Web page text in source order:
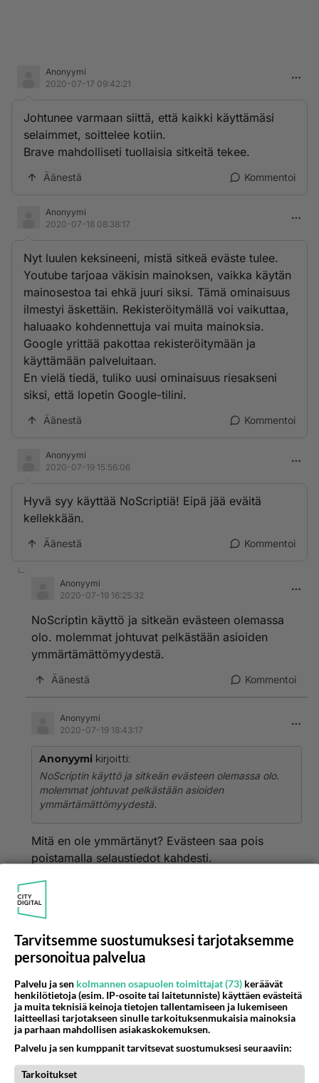
Anonyymi
2020-07-17 09:42:21
Johtunee varmaan siittä, että kaikki käyttämäsi
selaimmet, soittelee kotiin.
Brave mahdolliseti tuollaisia sitkeitä tekee.
Äänestä Kommentoi
Anonyymi
2020-07-18 08:38:17
Nyt luulen keksineeni, mistä sitkeä eväste tulee.
Youtube tarjoaa väkisin mainoksen, vaikka käytän
mainosestoa tai ehkä juuri siksi. Tämä ominaisuus
ilmestyi äskettäin. Rekisteröitymällä voi vaikuttaa,
haluaako kohdennettuja vai muita mainoksia.
Google yrittää pakottaa rekisteröitymään ja
käyttämään palveluitaan.
En vielä tiedä, tuliko uusi ominaisuus riesakseni
siksi, että lopetin Google-tilini.
Äänestä Kommentoi
Anonyymi
2020-07-19 15:56:06
Hyvä syy käyttää NoScriptiä! Eipä jää eväitä
kellekkään.
Äänestä Kommentoi
Anonyymi
2020-07-19 16:25:32
NoScriptin käyttö ja sitkeän evästeen olemassa
olo. molemmat johtuvat pelkästään asioiden
ymmärtämättömyydestä.
Äänestä Kommentoi
Anonyymi
2020-07-19 18:43:17
Anonyymi kirjoitti:
NoScriptin käyttö ja sitkeän evästeen olemassa olo.
molemmat johtuvat pelkästään asioiden
ymmärtämättömyydestä.
Mitä en ole ymmärtänyt? Evästeen saa pois
poistamalla selaustiedot kahdesti.
Anonyymi
2020-07-19 19:03:49
Toimiiko Youtube teillä muilla samalla tavalla?
Äänestä Kommentoi
Anonyymi
Sitkeä eväste ei tullut mainoksestakaan, kuten
Tarvitsemme suostumuksesi tarjotaksemme
personoitua palvelua
Palvelu ja sen kolmannen osapuolen toimittajat (73) keräävät
henkilötietoja (esim. IP-osoite tai laitetunniste) käyttäen evästeitä
ja muita teknisiä keinoja tietojen tallentamiseen ja lukemiseen
laitteellasi tarjotakseen sinulle tarkoituksenmukaisia mainoksia
ja parhaan mahdollisen asiakaskokemuksen.
Palvelu ja sen kumppanit tarvitsevat suostumuksesi seuraaviin:
Tarkoitukset